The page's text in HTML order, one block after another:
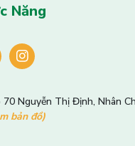
Năng
Nguyễn Thị Định, Nhân
bản đồ)